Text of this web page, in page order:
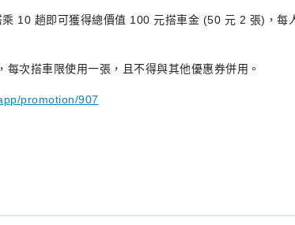
10 趟即可獲得總價值 100 元搭車金 (50 元 2 張)，每
次搭車限使用一張，且不得與其他優惠券併用。
promotion/907